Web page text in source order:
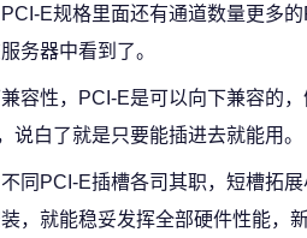
E规格里面还有通道数量更多
务器中看到了。
容性，PCI-E是可以向下兼容的
说白了就是只要能插进去就能用。
同PCI-E插槽各司其职，短槽拓
，就能稳妥发挥全部硬件性能，